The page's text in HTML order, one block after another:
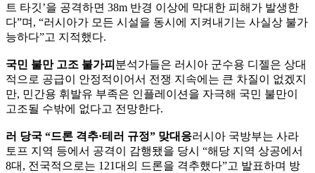
트 타깃’을 공격하면 38m 반경 이상에 막대한 피해가 발생한
다”며, “러시아가 모든 시설을 동시에 지켜내기는 사실상 불가
능하다”고 지적했다.
국민 불만 고조 불가피 분석가들은 러시아 군수용 디젤은 상대
적으로 공급이 안정적이어서 전쟁 지속에는 큰 차질이 없겠지
만, 민간용 휘발유 부족은 인플레이션을 자극해 국민 불만이
고조될 수밖에 없다고 전망한다.
러 당국 “드론 격추·테러 규정” 맞대응러시아 국방부는 사라
토프 지역 등에서 공격이 감행됐을 당시 “해당 지역 상공에서
8대, 전국적으로는 121대의 드론을 격추했다”고 발표하며 방